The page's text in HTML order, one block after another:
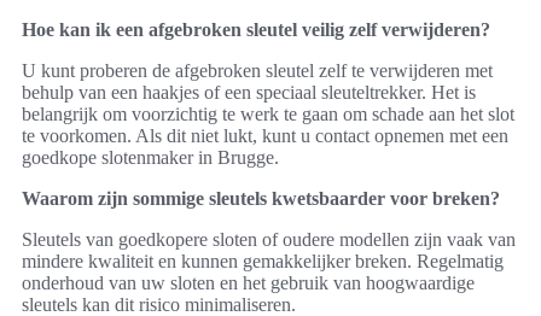
Hoe kan ik een afgebroken sleutel veilig zelf verwijderen?
U kunt proberen de afgebroken sleutel zelf te verwijderen met
behulp van een haakjes of een speciaal sleuteltrekker. Het is
belangrijk om voorzichtig te werk te gaan om schade aan het slot
te voorkomen. Als dit niet lukt, kunt u contact opnemen met een
goedkope slotenmaker in Brugge.
Waarom zijn sommige sleutels kwetsbaarder voor breken?
Sleutels van goedkopere sloten of oudere modellen zijn vaak van
mindere kwaliteit en kunnen gemakkelijker breken. Regelmatig
onderhoud van uw sloten en het gebruik van hoogwaardige
sleutels kan dit risico minimaliseren.